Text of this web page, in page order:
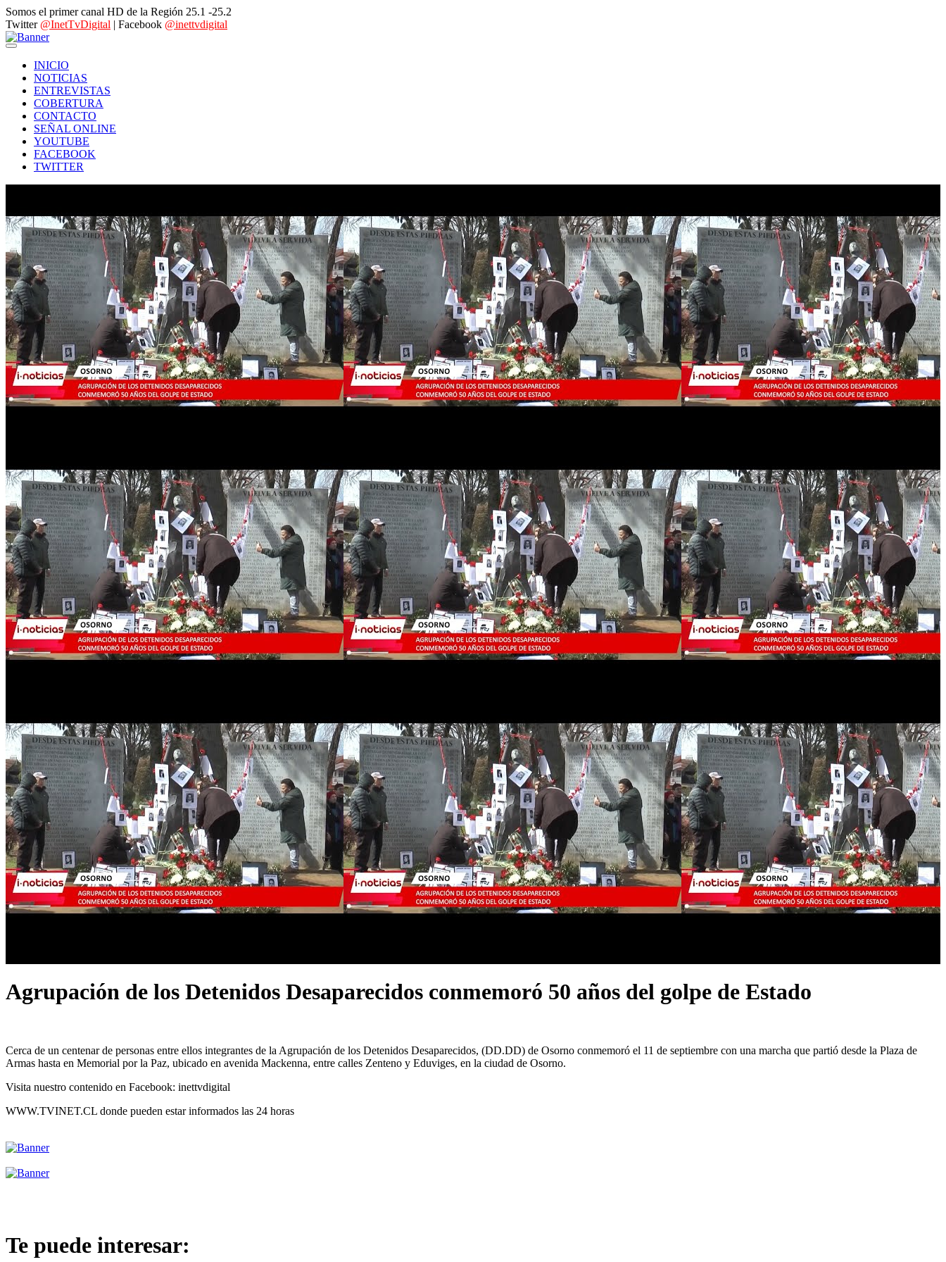
Somos el primer canal HD de la Región 25.1 -25.2
Twitter @InetTvDigital | Facebook @inettvdigital
INICIO
NOTICIAS
ENTREVISTAS
COBERTURA
CONTACTO
SEÑAL ONLINE
YOUTUBE
FACEBOOK
TWITTER
Agrupación de los Detenidos Desaparecidos conmemoró 50 años del golpe de Estado
Cerca de un centenar de personas entre ellos integrantes de la Agrupación de los Detenidos Desaparecidos, (DD.DD) de Osorno conmemoró el 11 de septiembre con una marcha que partió desde la Plaza de
Armas hasta en Memorial por la Paz, ubicado en avenida Mackenna, entre calles Zenteno y Eduviges, en la ciudad de Osorno.
Visita nuestro contenido en Facebook: inettvdigital
WWW.TVINET.CL donde pueden estar informados las 24 horas
Te puede interesar: